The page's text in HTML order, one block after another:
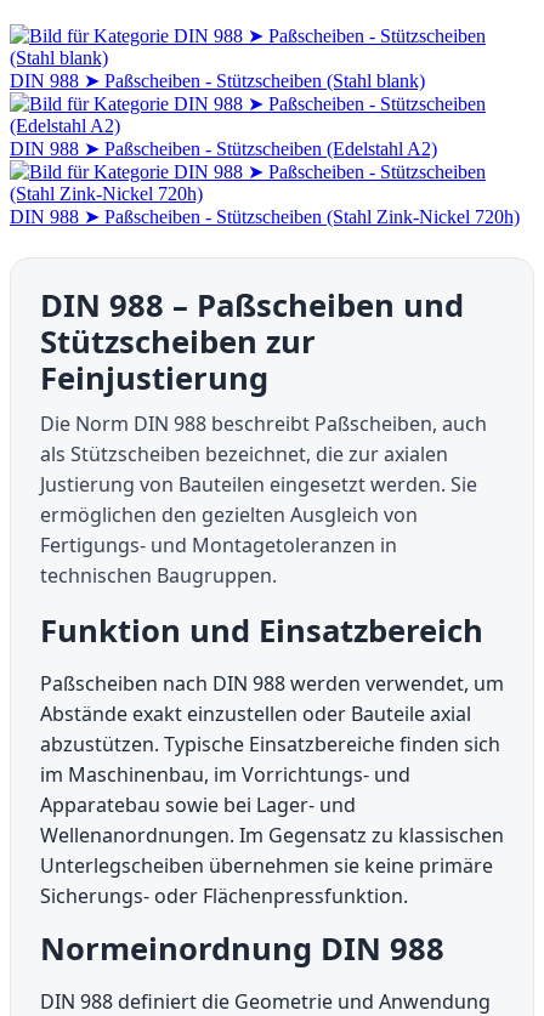
DIN 988 ➤ Paßscheiben - Stützscheiben (Stahl blank)
DIN 988 ➤ Paßscheiben - Stützscheiben (Edelstahl A2)
DIN 988 ➤ Paßscheiben - Stützscheiben (Stahl Zink-Nickel 720h)
DIN 988 – Paßscheiben und
Stützscheiben zur
Feinjustierung
Die Norm DIN 988 beschreibt Paßscheiben, auch
als Stützscheiben bezeichnet, die zur axialen
Justierung von Bauteilen eingesetzt werden. Sie
ermöglichen den gezielten Ausgleich von
Fertigungs- und Montagetoleranzen in
technischen Baugruppen.
Funktion und Einsatzbereich
Paßscheiben nach DIN 988 werden verwendet, um
Abstände exakt einzustellen oder Bauteile axial
abzustützen. Typische Einsatzbereiche finden sich
im Maschinenbau, im Vorrichtungs- und
Apparatebau sowie bei Lager- und
Wellenanordnungen. Im Gegensatz zu klassischen
Unterlegscheiben übernehmen sie keine primäre
Sicherungs- oder Flächenpressfunktion.
Normeinordnung DIN 988
DIN 988 definiert die Geometrie und Anwendung